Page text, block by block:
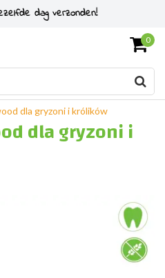
od 2011 roku
0
dla gryzoni i królików
dla gryzoni i